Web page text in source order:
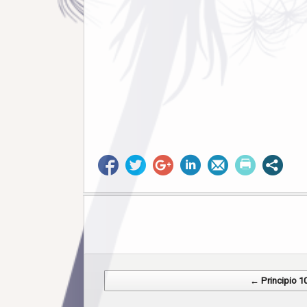
Post navigation← Principio